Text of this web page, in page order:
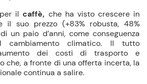
per ilcaffè, che ha visto crescere in
il suo prezzo (+83% robusta, 48%
un paio d’anni, come conseguenza
climatico. Il tutto
dei costi ditrasporto e
che, a fronte di una offerta incerta, la
continua a salire.